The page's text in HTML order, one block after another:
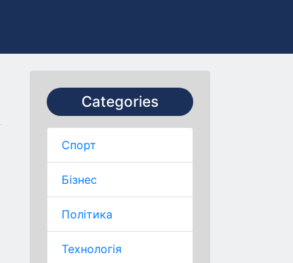
Categories
Спорт
Бізнес
Політика
Технологія